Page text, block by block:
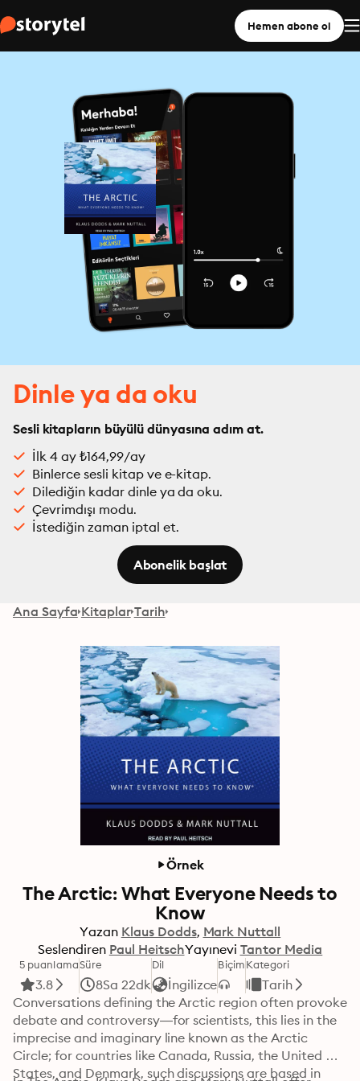
Hemen abone ol
Dinle ya da oku
Sesli kitapların büyülü dünyasına adım at.
İlk 4 ay ₺164,99/ay
Binlerce sesli kitap ve e-kitap.
Dilediğin kadar dinle ya da oku.
Çevrimdışı modu.
İstediğin zaman iptal et.
Abonelik başlat
Ana Sayfa Kitaplar Tarih
Örnek
The Arctic: What Everyone Needs to
Know
Yazan Klaus Dodds Mark Nuttall
Seslendiren Paul HeitschYayınevi Tantor Media
5 puanlama
3.8
Süre
8Sa 22dk
Dil
İngilizce
BiçimKategori
Tarih
Conversations defining the Arctic region often provoke
debate and controversy—for scientists, this lies in the
imprecise and imaginary line known as the Arctic
Circle; for countries like Canada, Russia, the United
States, and Denmark, such discussions are based in